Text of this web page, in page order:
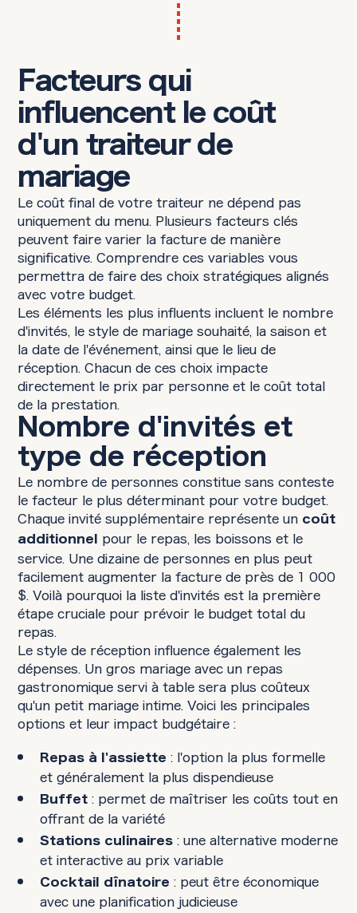
Facteurs qui
influencent le coût
d'un traiteur de
mariage
Le coût final de votre traiteur ne dépend pas
uniquement du menu. Plusieurs facteurs clés
peuvent faire varier la facture de manière
significative. Comprendre ces variables vous
permettra de faire des choix stratégiques alignés
avec votre budget.
Les éléments les plus influents incluent le nombre
d'invités, le style de mariage souhaité, la saison et
la date de l'événement, ainsi que le lieu de
réception. Chacun de ces choix impacte
directement le prix par personne et le coût total
de la prestation.
Nombre d'invités et
type de réception
Le nombre de personnes constitue sans conteste
le facteur le plus déterminant pour votre budget.
Chaque invité supplémentaire représente un coût
additionnel pour le repas, les boissons et le
service. Une dizaine de personnes en plus peut
facilement augmenter la facture de près de 1 000
$. Voilà pourquoi la liste d'invités est la première
étape cruciale pour prévoir le budget total du
repas.
Le style de réception influence également les
dépenses. Un gros mariage avec un repas
gastronomique servi à table sera plus coûteux
qu'un petit mariage intime. Voici les principales
options et leur impact budgétaire :
Repas à l'assiette : l'option la plus formelle
et généralement la plus dispendieuse
Buffet: permet de maîtriser les coûts tout en
offrant de la variété
Stations culinaires: une alternative moderne
et interactive au prix variable
Cocktail dînatoire : peut être économique
avec une planification judicieuse